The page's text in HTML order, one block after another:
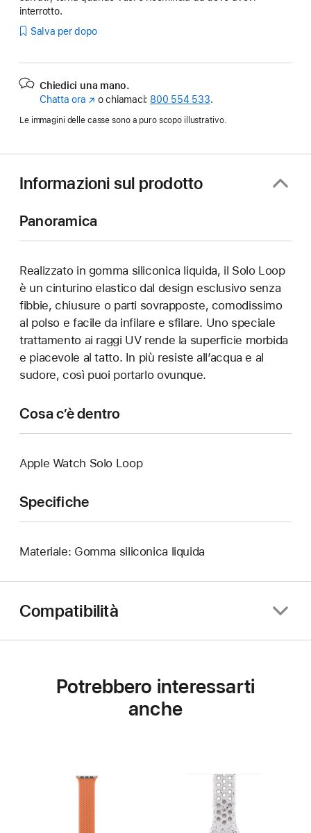
interrotto.
Salva per dopo
Chiedici una mano.
Chatta ora (Si
nuova
o chiamaci: 800 554 533.
Le immagini delle casse sono a puro scopo illustrativo.
Informazioni sul prodotto
Panoramica
Realizzato in gomma siliconica liquida, il Solo Loop
è un cinturino elastico dal design esclusivo senza
fibbie, chiusure o parti sovrapposte, comodissimo
al polso e facile da infilare e sfilare. Uno speciale
trattamento ai raggi UV rende la superficie morbida
e piacevole al tatto. In più resiste all’acqua e al
sudore, così puoi portarlo ovunque.
Cosa c’è dentro
Apple Watch Solo Loop
Specifiche
Materiale: Gomma siliconica liquida
Compatibilità
Potrebbero interessarti
anche